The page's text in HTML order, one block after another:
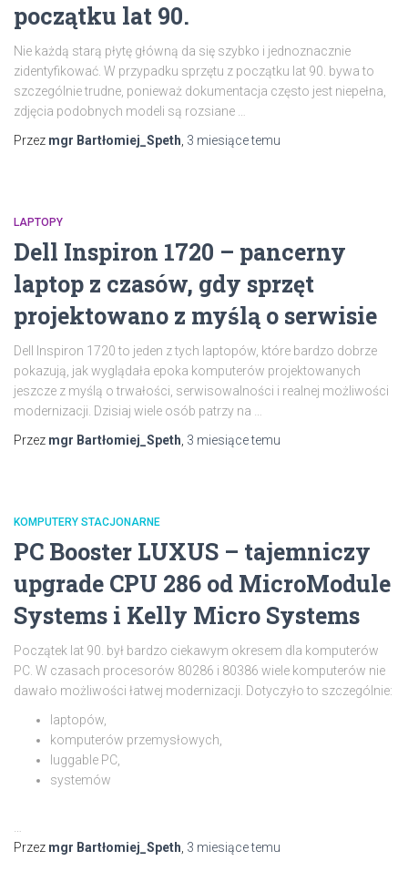
początku lat 90.
Nie każdą starą płytę główną da się szybko i jednoznacznie
zidentyfikować. W przypadku sprzętu z początku lat 90. bywa to
szczególnie trudne, ponieważ dokumentacja często jest niepełna,
zdjęcia podobnych modeli są rozsiane …
Przez mgr Bartłomiej_Speth 3 miesiącetemu
LAPTOPY
Dell Inspiron 1720 – pancerny
laptop z czasów, gdy sprzęt
projektowano z myślą o serwisie
Dell Inspiron 1720 to jeden z tych laptopów, które bardzo dobrze
pokazują, jak wyglądała epoka komputerów projektowanych
jeszcze z myślą o trwałości, serwisowalności i realnej możliwości
modernizacji. Dzisiaj wiele osób patrzy na …
Przez mgr Bartłomiej_Speth 3 miesiącetemu
KOMPUTERY STACJONARNE
PC Booster LUXUS – tajemniczy
upgrade CPU 286 od MicroModule
Systems i Kelly Micro Systems
Początek lat 90. był bardzo ciekawym okresem dla komputerów
PC. W czasach procesorów 80286 i 80386 wiele komputerów nie
dawało możliwości łatwej modernizacji. Dotyczyło to szczególnie:
laptopów,
komputerów przemysłowych,
luggable PC,
systemów
Przez mgr Bartłomiej_Speth 3 miesiącetemu